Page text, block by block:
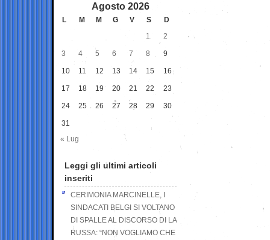
Agosto 2026
L M M G V S
D
1
2
3 4 5 6 7 8 9
10 11 12 13 14 15 16
17 18 19 20 21 22 23
24 25 26 27 28 29 30
31
« Lug
Leggi gli ultimi articoli
inseriti
CERIMONIA MARCINELLE, I
SINDACATI BELGI SI VOLTANO
DI SPALLE AL DISCORSO DI LA
RUSSA: “NON VOGLIAMO CHE